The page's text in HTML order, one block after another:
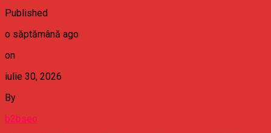
Published
o săptămână ago
on
iulie 30, 2026
By
b2bseo